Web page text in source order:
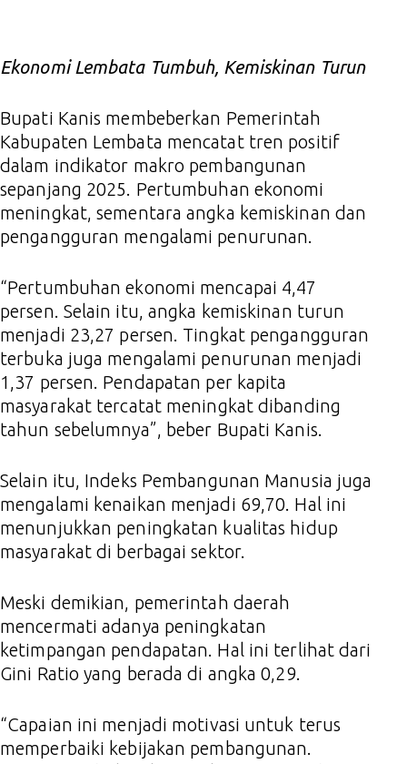
Ekonomi Lembata Tumbuh, Kemiskinan Turun
Bupati Kanis membeberkan Pemerintah
Kabupaten Lembata mencatat tren positif
dalam indikator makro pembangunan
sepanjang 2025. Pertumbuhan ekonomi
meningkat, sementara angka kemiskinan dan
pengangguran mengalami penurunan.
“Pertumbuhan ekonomi mencapai 4,47
persen. Selain itu, angka kemiskinan turun
menjadi 23,27 persen. Tingkat pengangguran
terbuka juga mengalami penurunan menjadi
1,37 persen. Pendapatan per kapita
masyarakat tercatat meningkat dibanding
tahun sebelumnya”, beber Bupati Kanis.
Selain itu, Indeks Pembangunan Manusia juga
mengalami kenaikan menjadi 69,70. Hal ini
menunjukkan peningkatan kualitas hidup
masyarakat di berbagai sektor.
Meski demikian, pemerintah daerah
mencermati adanya peningkatan
ketimpangan pendapatan. Hal ini terlihat dari
Gini Ratio yang berada di angka 0,29.
“Capaian ini menjadi motivasi untuk terus
memperbaiki kebijakan pembangunan.